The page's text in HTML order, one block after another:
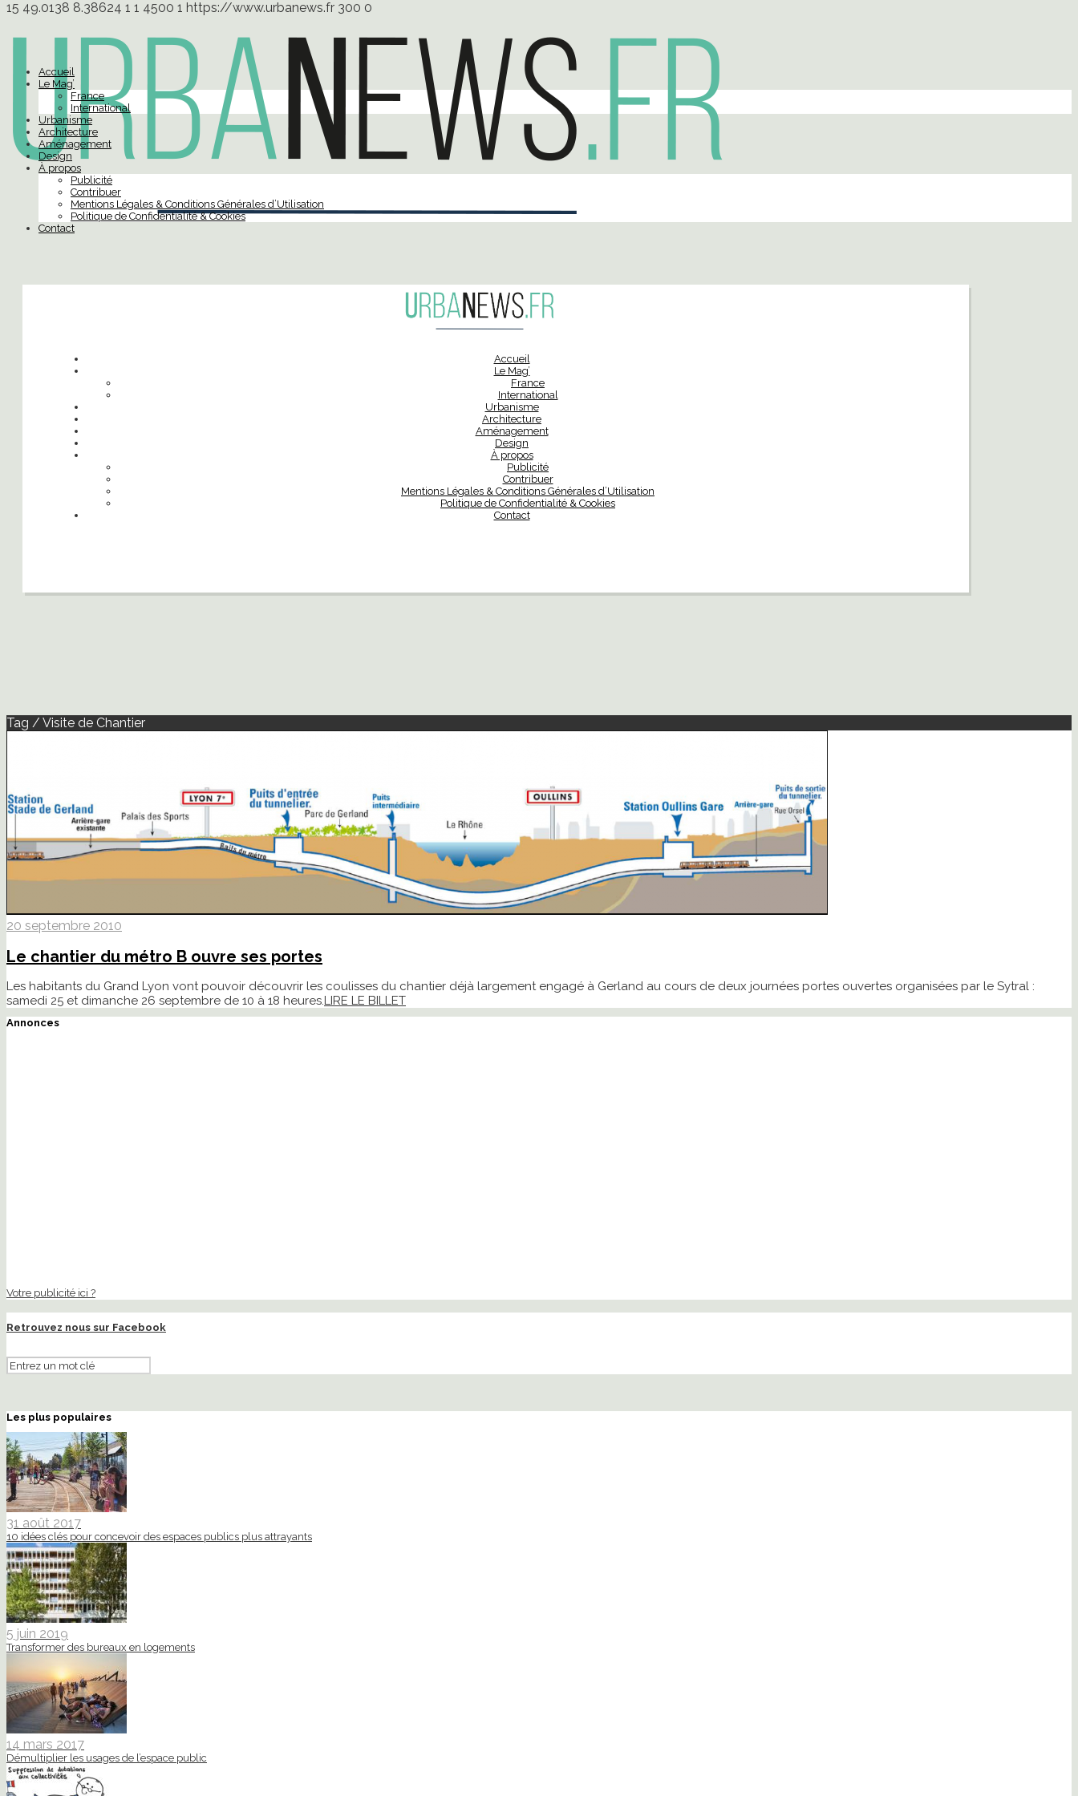
15 49.0138 8.38624 1 1 4500 1 https://www.urbanews.fr 300 0
Accueil
Le Mag’
France
International
Urbanisme
Architecture
Aménagement
Design
À propos
Publicité
Contribuer
Mentions Légales & Conditions Générales d’Utilisation
Politique de Confidentialité & Cookies
Contact
Accueil
Le Mag’
France
International
Urbanisme
Architecture
Aménagement
Design
À propos
Publicité
Contribuer
Mentions Légales & Conditions Générales d’Utilisation
Politique de Confidentialité & Cookies
Contact
Tag / Visite de Chantier
20 septembre 2010
Le chantier du métro B ouvre ses portes
Les habitants du Grand Lyon vont pouvoir découvrir les coulisses du chantier déjà largement engagé à Gerland au cours de deux journées portes ouvertes organisées par le Sytral :
samedi 25 et dimanche 26 septembre de 10 à 18 heures.LIRE LE BILLET
Annonces
Votre publicité ici ?
Retrouvez nous sur Facebook
Les plus populaires
31 août 2017
10 idées clés pour concevoir des espaces publics plus attrayants
5 juin 2019
Transformer des bureaux en logements
14 mars 2017
Démultiplier les usages de l’espace public